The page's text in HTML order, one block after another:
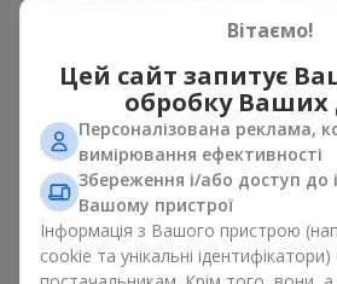
151 червона троянда
15 744 грн
Букет
3 449
Вітаємо!
Цей сайт запитує
обробку Ваших
Персоналізована реклама,
вимірювання ефективності
Збереження і/або доступ до
Вашому пристрої
Інформація з Вашого пристрою
cookie та унікальні